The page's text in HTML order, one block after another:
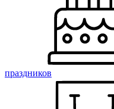
праздников